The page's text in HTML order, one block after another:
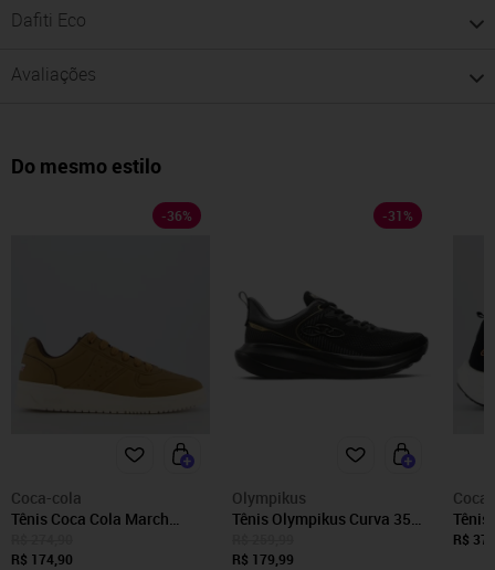
Dafiti Eco
Avaliações
Do mesmo estilo
-36%
Coca-cola
Tênis Coca Cola March
R$ 174,90
-31 %
Olympikus
Tênis Olympikus Curva 35
R$ 179,99
Tênis
R$